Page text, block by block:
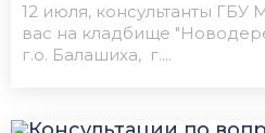
12 июля, консультанты
вас на кладбище
г.о. Балашиха, г....